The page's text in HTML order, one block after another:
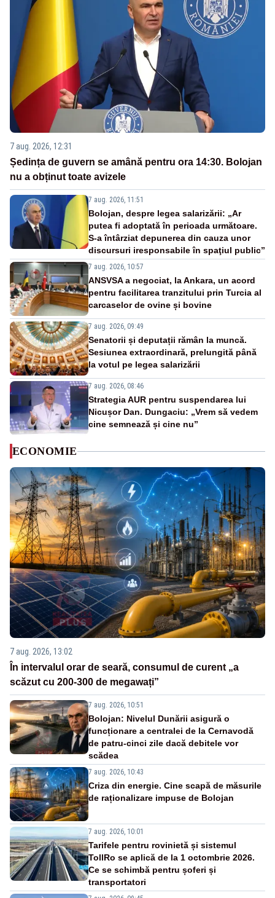
7 aug. 2026, 12:31
Ședința de guvern se amână pentru ora 14:30. Bolojan
nu a obținut toate avizele
7 aug. 2026, 11:51
Bolojan, despre legea salarizării: „Ar
putea fi adoptată în perioada următoare.
S-a întârziat depunerea din cauza unor
discursuri iresponsabile în spaţiul public”
7 aug. 2026, 10:57
ANSVSA a negociat, la Ankara, un acord
pentru facilitarea tranzitului prin Turcia al
carcaselor de ovine și bovine
7 aug. 2026, 09:49
Senatorii și deputații rămân la muncă.
Sesiunea extraordinară, prelungită până
la votul pe legea salarizării
7 aug. 2026, 08:46
Strategia AUR pentru suspendarea lui
Nicușor Dan. Dungaciu: „Vrem să vedem
cine semnează și cine nu”
ECONOMIE
7 aug. 2026, 13:02
În intervalul orar de seară, consumul de curent „a
scăzut cu 200-300 de megawați”
7 aug. 2026, 10:51
Bolojan: Nivelul Dunării asigură o
funcționare a centralei de la Cernavodă
de patru-cinci zile dacă debitele vor
scădea
7 aug. 2026, 10:43
Criza din energie. Cine scapă de măsurile
de raționalizare impuse de Bolojan
7 aug. 2026, 10:01
Tarifele pentru rovinietă și sistemul
TollRo se aplică de la 1 octombrie 2026.
Ce se schimbă pentru șoferi și
transportatori